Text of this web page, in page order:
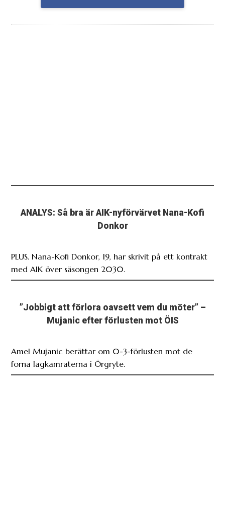
ANALYS: Så bra är AIK-nyförvärvet Nana-Kofi
Donkor
PLUS. Nana-Kofi Donkor, 19, har skrivit på ett kontrakt
med AIK över säsongen 2030.
”Jobbigt att förlora oavsett vem du möter” –
Mujanic efter förlusten mot ÖIS
Amel Mujanic berättar om 0-3-förlusten mot de
forna lagkamraterna i Örgryte.